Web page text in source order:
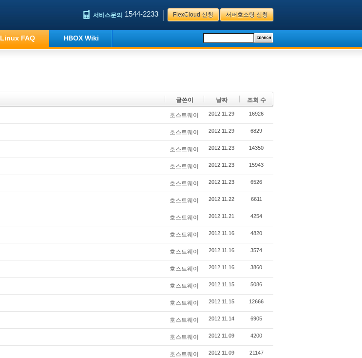
서비스문의 1544-2233 FlexCloud 신청 서버호스팅 신청
Linux FAQ HBOX Wiki
글쓴이 날짜 조회 수
호스트웨이 2012.11.29 16926
호스트웨이 2012.11.29 6829
호스트웨이 2012.11.23 14350
호스트웨이 2012.11.23 15943
호스트웨이 2012.11.23 6526
호스트웨이 2012.11.22 6611
호스트웨이 2012.11.21 4254
호스트웨이 2012.11.16 4820
호스트웨이 2012.11.16 3574
호스트웨이 2012.11.16 3860
호스트웨이 2012.11.15 5086
호스트웨이 2012.11.15 12666
호스트웨이 2012.11.14 6905
호스트웨이 2012.11.09 4200
호스트웨이 2012.11.09 21147